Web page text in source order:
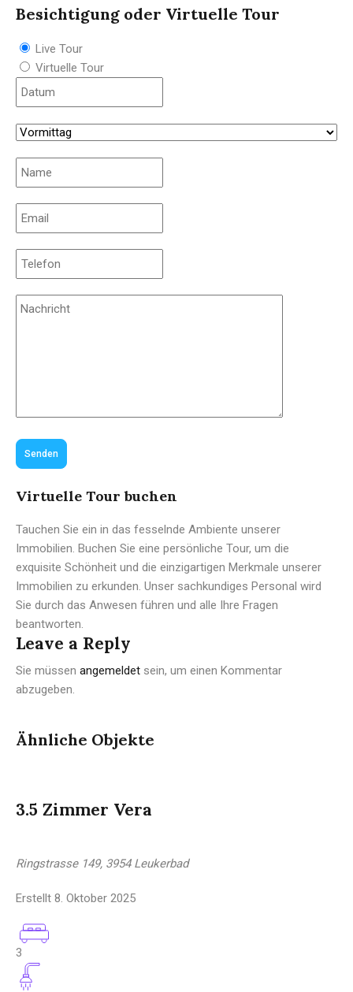
Besichtigung oder Virtuelle Tour
Live Tour
Virtuelle Tour
Senden
Virtuelle Tour buchen
Tauchen Sie ein in das fesselnde Ambiente unserer
Immobilien. Buchen Sie eine persönliche Tour, um die
exquisite Schönheit und die einzigartigen Merkmale unserer
Immobilien zu erkunden. Unser sachkundiges Personal wird
Sie durch das Anwesen führen und alle Ihre Fragen
beantworten.
Leave a Reply
Sie müssen angemeldet sein, um einen Kommentar
abzugeben.
Ähnliche Objekte
3.5 Zimmer Vera
Ringstrasse 149, 3954 Leukerbad
Erstellt 8. Oktober 2025
3